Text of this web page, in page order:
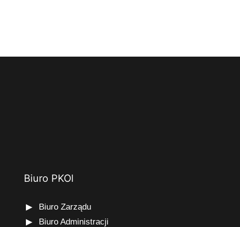
Biuro PKOl
Biuro Zarządu
Biuro Administracji